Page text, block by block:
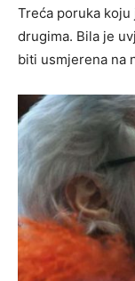
Treća poruka
drugima. Bila je
biti usmjerena na